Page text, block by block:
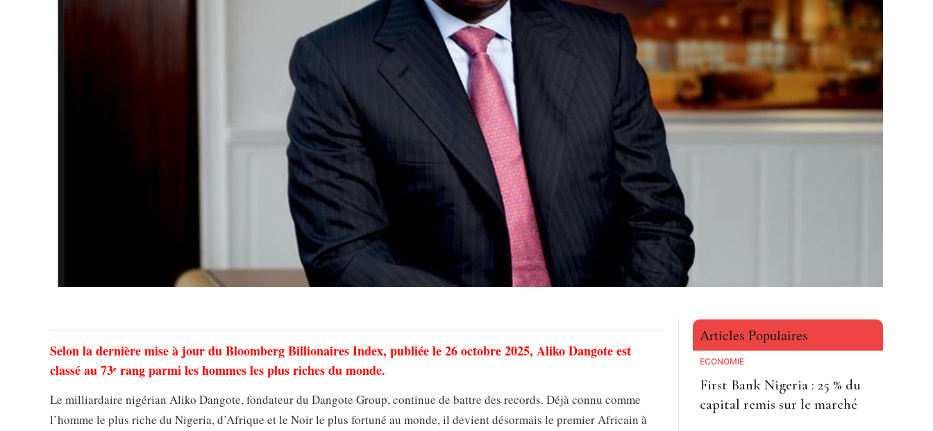
Selon la dernière mise à jour du Bloomberg Billionaires Index, publiée le 26 octobre 2025, Aliko Dangote est
classé au 73ᵉ rang parmi les hommes les plus riches du monde.
Le milliardaire nigérian Aliko Dangote, fondateur du Dangote Group, continue de battre des records. Déjà connu comme
l’homme le plus riche du Nigeria, d’Afrique et le Noir le plus fortuné au monde, il devient désormais le premier Africain à
Articles Populaires
ECONOMIE
First Bank Nigeria : 25 % du
capital remis sur le marché